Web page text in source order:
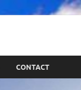
CONTACT